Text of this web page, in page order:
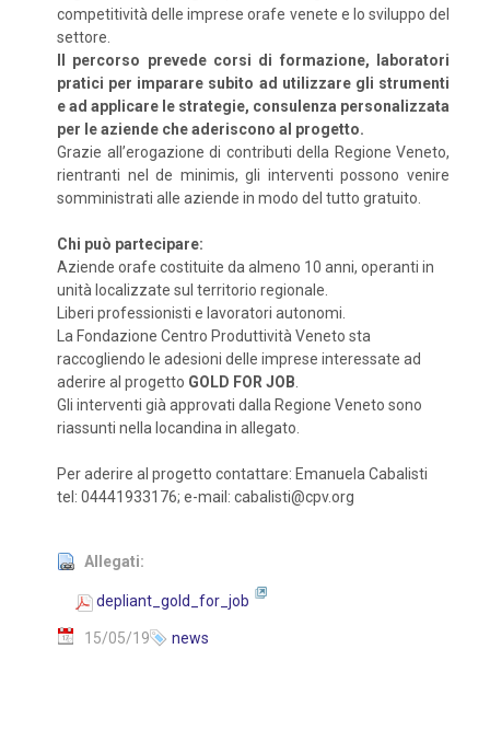
competitività delle imprese orafe venete e lo sviluppo del
settore.
Il percorso prevede corsi di formazione, laboratori
pratici per imparare subito ad utilizzare gli strumenti
e ad applicare le strategie, consulenza personalizzata
per le aziende che aderiscono al progetto.
Grazie all’erogazione di contributi della Regione Veneto,
rientranti nel de minimis, gli interventi possono venire
somministrati alle aziende in modo del tutto gratuito.
Chi può partecipare:
Aziende orafe costituite da almeno 10 anni, operanti in
unità localizzate sul territorio regionale.
Liberi professionisti e lavoratori autonomi.
La Fondazione Centro Produttività Veneto sta
raccogliendo le adesioni delle imprese interessate ad
aderire al progetto GOLD FOR JOB.
Gli interventi già approvati dalla Regione Veneto sono
riassunti nella locandina in allegato.
Per aderire al progetto contattare: Emanuela Cabalisti
tel: 04441933176; e-mail: cabalisti@cpv.org
Allegati:
depliant_gold_for_job
15/05/19 news